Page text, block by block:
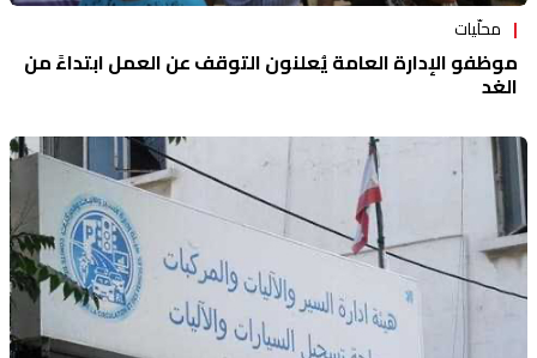
محلّيات
موظفو الإدارة العامة يُعلنون التوقف عن العمل ابتداءً من
الغد